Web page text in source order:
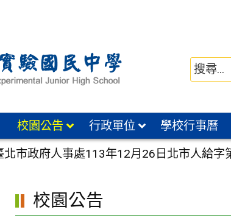
校園公告 行政單位 學校行事曆
北市政府人事處113年12月26日北市人給
校園公告